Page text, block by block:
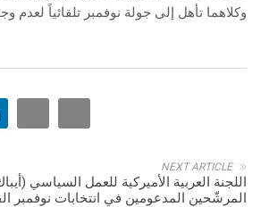
وكلاهما تأهل إلى جولة نوفمبر تلقائياً
NEXT ARTICLE
اللجنة العربية الأميركية للعمل السياسي
المرشّحين المدعومين في انتخابات نوفمبر